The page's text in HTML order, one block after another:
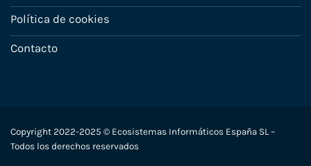
Política de cookies
Contacto
Copyright 2022-2025 © Ecosistemas Informáticos España SL –
Todos los derechos reservados